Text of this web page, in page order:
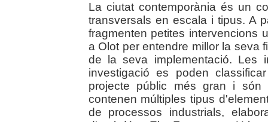
La ciutat contemporània és un
transversals en escala i tipus. A
fragmenten petites intervencions
a Olot per entendre millor la seva
de la seva implementació. Les
investigació es poden
projecte públic més gran i
contenen múltiples tipus
de processos industrials,